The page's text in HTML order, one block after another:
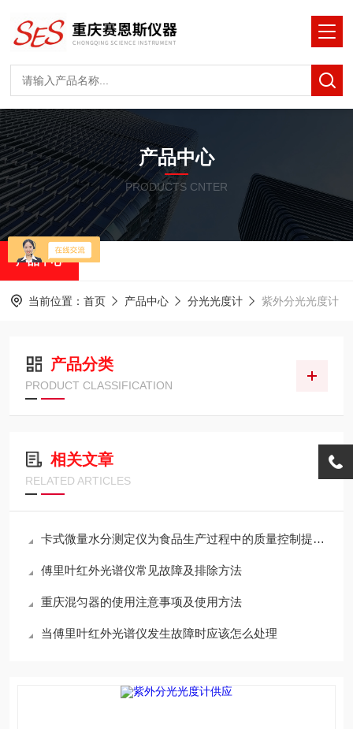
产品中心
PRODUCTS CNTER
产品中心
当前位置： 首页 产品中心 分光光度计 紫外分光光度计
产品分类
PRODUCT CLASSIFICATION
相关文章
RELATED ARTICLES
卡式微量水分测定仪为食品生产过程中的质量控制提供了有力支持
傅里叶红外光谱仪常见故障及排除方法
重庆混匀器的使用注意事项及使用方法
当傅里叶红外光谱仪发生故障时应该怎么处理